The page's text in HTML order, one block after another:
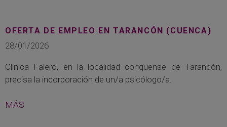
OFERTA DE EMPLEO EN TARANCÓN (CUENCA)
28/01/2026
Clínica Falero, en la localidad conquense de Tarancón,
precisa la incorporación de un/a psicólogo/a.
MÁS